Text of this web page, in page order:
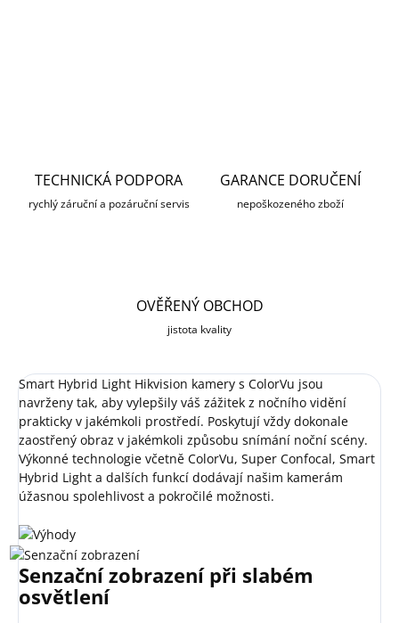
TECHNICKÁ PODPORA
rychlý záruční a pozáruční servis
GARANCE DORUČENÍ
nepoškozeného zboží
OVĚŘENÝ OBCHOD
jistota kvality
Smart Hybrid Light Hikvision kamery s ColorVu jsou
navrženy tak, aby vylepšily váš zážitek z nočního vidění
prakticky v jakémkoli prostředí. Poskytují vždy dokonale
zaostřený obraz v jakémkoli způsobu snímání noční scény.
Výkonné technologie včetně ColorVu, Super Confocal, Smart
Hybrid Light a dalších funkcí dodávají našim kamerám
úžasnou spolehlivost a pokročilé možnosti.
Senzační zobrazení při slabém
osvětlení